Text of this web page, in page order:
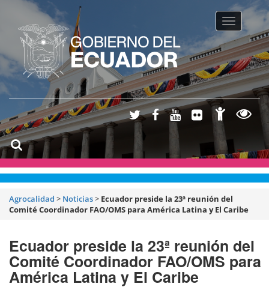
Toggle
Agrocalidad > Noticias> Ecuador preside la 23ª reunión del
Comité Coordinador FAO/OMS para América Latina y El Caribe
Ecuador preside la 23ª reunión del
Comité Coordinador FAO/OMS para
América Latina y El Caribe